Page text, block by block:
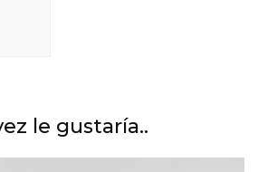
le gustaría..